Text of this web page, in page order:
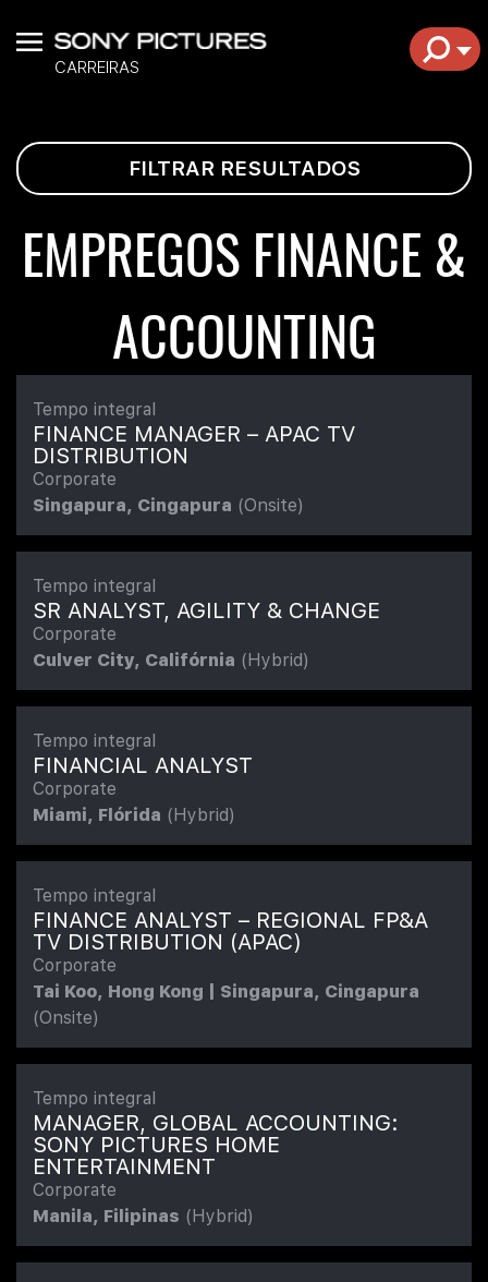
CARREIRAS
Menu
FILTRAR RESULTADOS
EMPREGOS FINANCE &
ACCOUNTING
Tempo integral
FINANCE MANAGER – APAC TV
DISTRIBUTION
Corporate
Singapura, Cingapura (Onsite)
Tempo integral
SR ANALYST, AGILITY & CHANGE
Corporate
Culver City, Califórnia (Hybrid)
Tempo integral
FINANCIAL ANALYST
Corporate
Miami, Flórida (Hybrid)
Tempo integral
FINANCE ANALYST – REGIONAL FP&A
TV DISTRIBUTION (APAC)
Corporate
Tai Koo, Hong Kong | Singapura, Cingapura
(Onsite)
Tempo integral
MANAGER, GLOBAL ACCOUNTING:
SONY PICTURES HOME
ENTERTAINMENT
Corporate
Manila, Filipinas (Hybrid)